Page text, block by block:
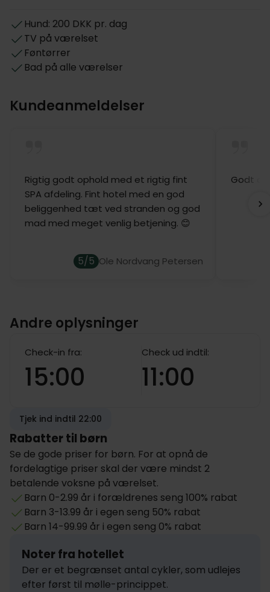
hyggelige dobbeltværelser, rummelige
standardværelser eller elegante suiter – alle med
en rolig atmosfære til dit ophold.
Hund: 200 DKK pr. dag
TV på værelset
Føntørrer
Bad på alle værelser
Kundeanmeldelser
Rigtig godt ophold med et rigtig fint
SPA afdeling. Fint hotel med en god
beliggenhed tæt ved stranden og god
mad med meget venlig betjening. 😊
5/5 Ole Nordvang Petersen
Godt
Andre oplysninger
Check-in fra:
15:00
Check ud indtil:
11:00
Tjek ind indtil 22:00
Rabatter til børn
Se de gode priser for børn. For at opnå de
fordelagtige priser skal der være mindst 2
betalende voksne på værelset.
Barn 0-2.99 år i forældrenes seng 100% rabat
Barn 3-13.99 år i egen seng 50% rabat
Barn 14-99.99 år i egen seng 0% rabat
Noter fra hotellet
Der er et begrænset antal cykler, som udlejes
efter først til mølle-princippet.